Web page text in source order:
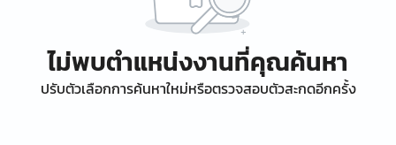
ไม่พบตำแหน่งงานที่คุณค้นหา
ปรับตัวเลือกการค้นหาใหม่หรือตรวจสอบตัวสะกดอีกครั้ง